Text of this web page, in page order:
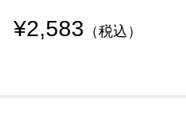
¥2,583 （税込）